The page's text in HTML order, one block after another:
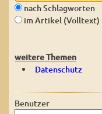
nach Schlagworten
im Artikel (Volltext)
weitere Themen
Datenschutz
Benutzer